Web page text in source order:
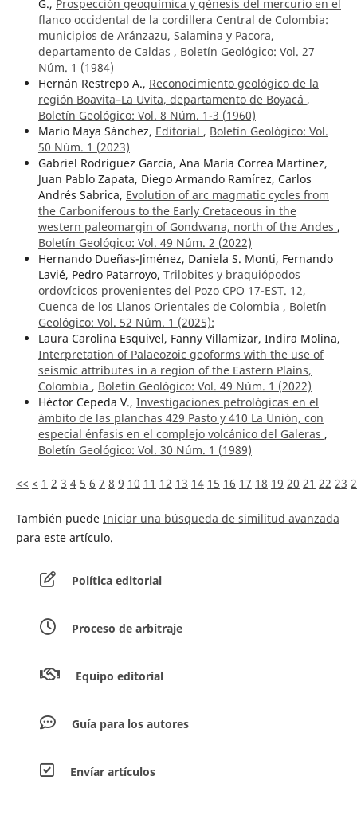
G., Prospección geoquímica y génesis del mercurio en el
flanco occidental de la cordillera Central de Colombia:
municipios de Aránzazu, Salamina y Pacora,
departamento de Caldas , Boletín Geológico: Vol. 27
Núm. 1 (1984)
Hernán Restrepo A., Reconocimiento geológico de la
región Boavita–La Uvita, departamento de Boyacá ,
Boletín Geológico: Vol. 8 Núm. 1-3 (1960)
Mario Maya Sánchez, Editorial , Boletín Geológico: Vol.
50 Núm. 1 (2023)
Gabriel Rodríguez García, Ana María Correa Martínez,
Juan Pablo Zapata, Diego Armando Ramírez, Carlos
Andrés Sabrica, Evolution of arc magmatic cycles from
the Carboniferous to the Early Cretaceous in the
western paleomargin of Gondwana, north of the Andes ,
Boletín Geológico: Vol. 49 Núm. 2 (2022)
Hernando Dueñas-Jiménez, Daniela S. Monti, Fernando
Lavié, Pedro Patarroyo, Trilobites y braquiópodos
ordovícicos provenientes del Pozo CPO 17-EST. 12,
Cuenca de los Llanos Orientales de Colombia , Boletín
Geológico: Vol. 52 Núm. 1 (2025):
Laura Carolina Esquivel, Fanny Villamizar, Indira Molina,
Interpretation of Palaeozoic geoforms with the use of
seismic attributes in a region of the Eastern Plains,
Colombia , Boletín Geológico: Vol. 49 Núm. 1 (2022)
Héctor Cepeda V., Investigaciones petrológicas en el
ámbito de las planchas 429 Pasto y 410 La Unión, con
especial énfasis en el complejo volcánico del Galeras ,
Boletín Geológico: Vol. 30 Núm. 1 (1989)
<< < 1 2 3 4 5 6 7 8 9 10 11 12 13 14 15 16 17 18 19 20 21 22 23
También puede Iniciar una búsqueda de similitud avanzada
para este artículo.
Política editorial
Proceso de arbitraje
Equipo editorial
Guía para los autores
Envíar artículos